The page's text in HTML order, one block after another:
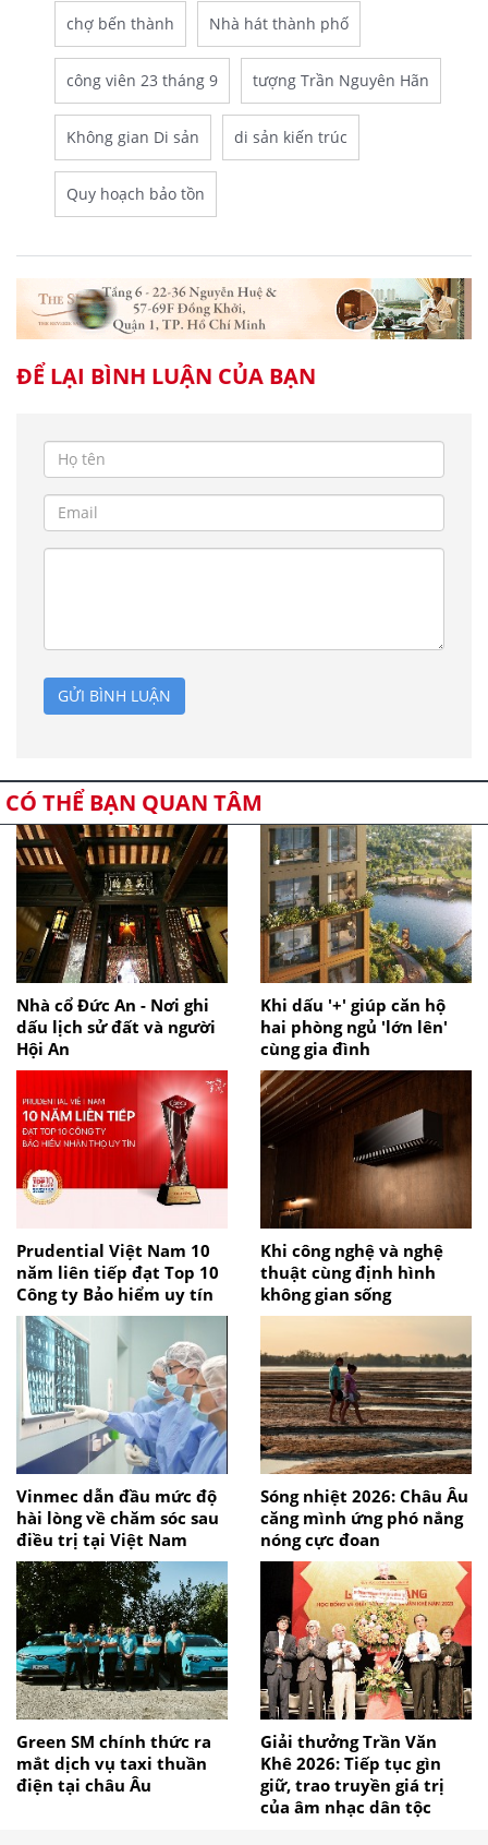
chợ bến thành Nhà hát thành phố
công viên 23 tháng 9 tượng Trần Nguyên Hãn
Không gian Di sản di sản kiến trúc
Quy hoạch bảo tồn
ĐỂ LẠI BÌNH LUẬN CỦA BẠN
GỬI BÌNH LUẬN
CÓ THỂ BẠN QUAN TÂM
Nhà cổ Đức An - Nơi ghi
dấu lịch sử đất và người
Hội An
Khi dấu '+' giúp căn hộ
hai phòng ngủ 'lớn lên'
cùng gia đình
Prudential Việt Nam 10
năm liên tiếp đạt Top 10
Công ty Bảo hiểm uy tín
Khi công nghệ và nghệ
thuật cùng định hình
không gian sống
Vinmec dẫn đầu mức độ
hài lòng về chăm sóc sau
điều trị tại Việt Nam
Sóng nhiệt 2026: Châu Âu
căng mình ứng phó nắng
nóng cực đoan
Green SM chính thức ra
mắt dịch vụ taxi thuần
điện tại châu Âu
Giải thưởng Trần Văn
Khê 2026: Tiếp tục gìn
giữ, trao truyền giá trị
của âm nhạc dân tộc